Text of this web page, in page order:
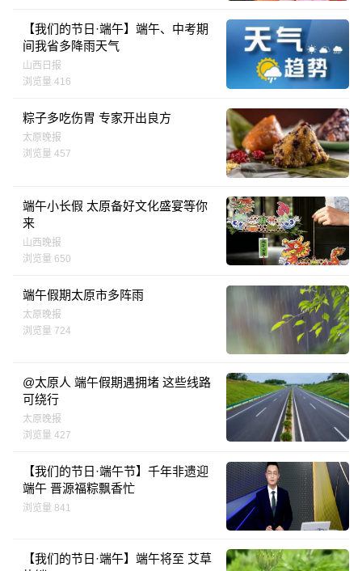
【我们的节日·端午】端午、中考期
间我省多降雨天气
山西日报
浏览量 416
粽子多吃伤胃 专家开出良方
太原晚报
浏览量 457
端午小长假 太原备好文化盛宴等你
来
山西晚报
浏览量 650
端午假期太原市多阵雨
太原晚报
浏览量 724
@太原人 端午假期遇拥堵 这些线路
可绕行
太原晚报
浏览量 427
【我们的节日·端午节】千年非遗迎
端午 晋源福粽飘香忙
浏览量 841
【我们的节日·端午】端午将至 艾草